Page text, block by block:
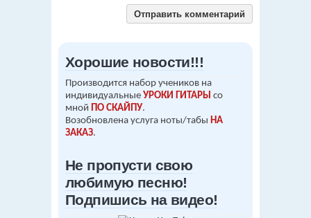
Хорошие новости!!!
Производится набор учеников на
индивидуальные УРОКИ ГИТАРЫ со
мной ПО СКАЙПУ.
Возобновлена услуга ноты/табы НА
ЗАКАЗ.
Не пропусти свою
любимую песню!
Подпишись на видео!